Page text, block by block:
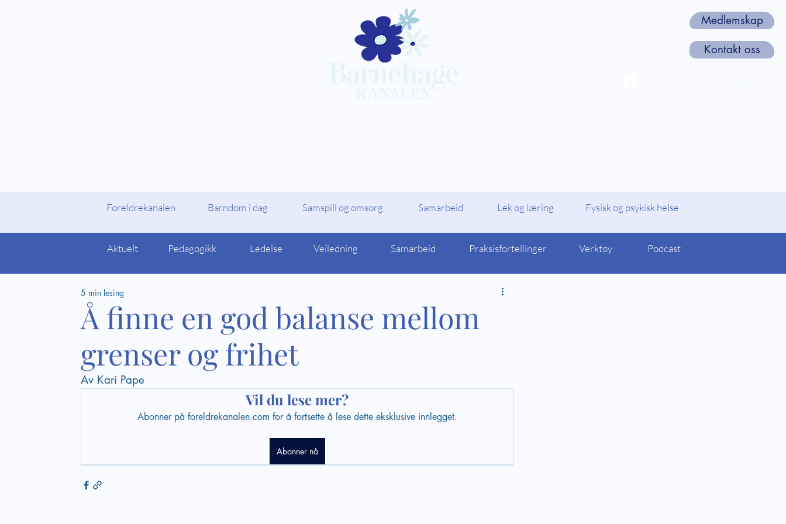
Kontakt oss
Medlemskap
Foreldrekanalen Barndom i dag Samspill og omsorg Samarbeid Lek og læring Fysisk og psykisk helse
Aktuelt Pedagogikk Ledelse Veiledning Samarbeid Praksisfortellinger Verktøy Podcast
Å finne en god balanse mellom
grenser og frihet
5 min lesing
Av Kari Pape
Vil du lese mer?
Abonner på foreldrekanalen.com for å fortsette å lese dette eksklusive innlegget.
Abonner nå